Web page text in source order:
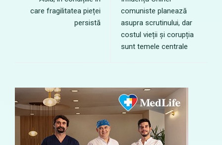
care fragilitatea pieței
persistă
comuniste planează
asupra scrutinului, dar
costul vieții și corupția
sunt temele centrale